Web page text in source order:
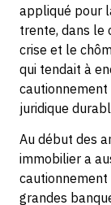
appliqué pour
trente, dans le
crise et le
qui tendait à
cautionnement
juridique
Au début des
immobilier a
grandes